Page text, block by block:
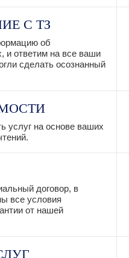
С ТЗ
об
и ответим на все ваши
сделать осознанный
услуг на основе ваших
договор, в
все условия
от нашей